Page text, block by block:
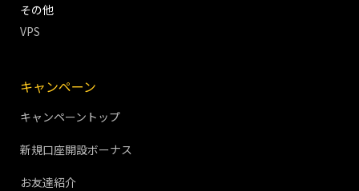
その他
VPS
キャンペーン
キャンペーントップ
新規口座開設ボーナス
お友達紹介